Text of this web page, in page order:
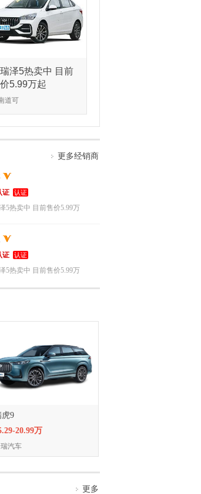
泽5热卖中 目前
5.99万起
道可
更多经销商
证 认证
5热卖中 目前售价5.99万
证 认证
5热卖中 目前售价5.99万
虎9
20.99万
汽车
更多